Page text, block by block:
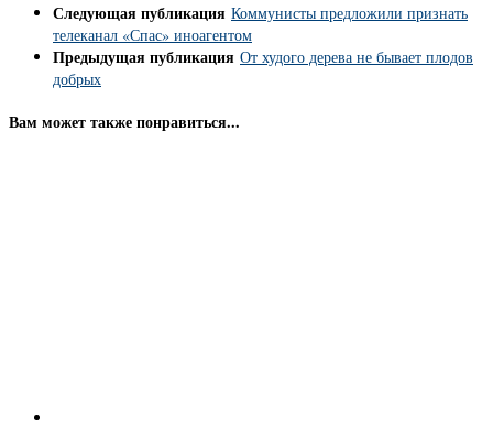
Следующая публикация Коммунисты предложили признать
телеканал «Спас» иноагентом
Предыдущая публикация От худого дерева не бывает плодов
добрых
Вам может также понравиться...